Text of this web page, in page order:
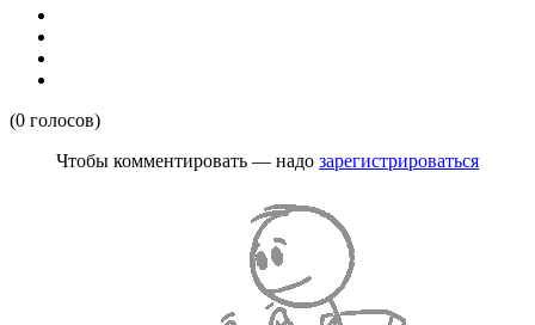
(0 голосов)
Чтобы комментировать — надо зарегистрироваться